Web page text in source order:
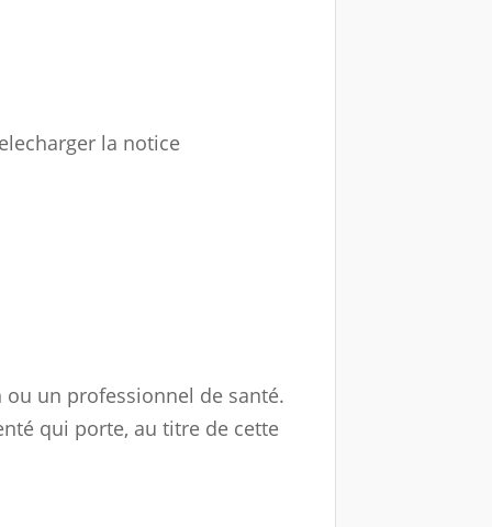
ou un professionnel de santé.
qui porte, au titre de cette